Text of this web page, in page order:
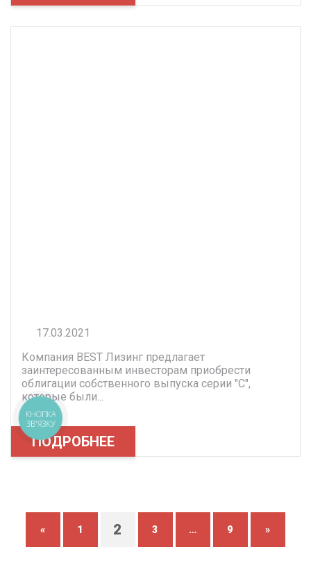
17.03.2021
Компания BEST Лизинг предлагает
заинтересованным инвесторам приобрести
облигации собственного выпуска серии "С",
которые были...
ПОДРОБНЕЕ
« 1 2 3 … 9 »
КНОПКА
ЗВ'ЯЗКУ